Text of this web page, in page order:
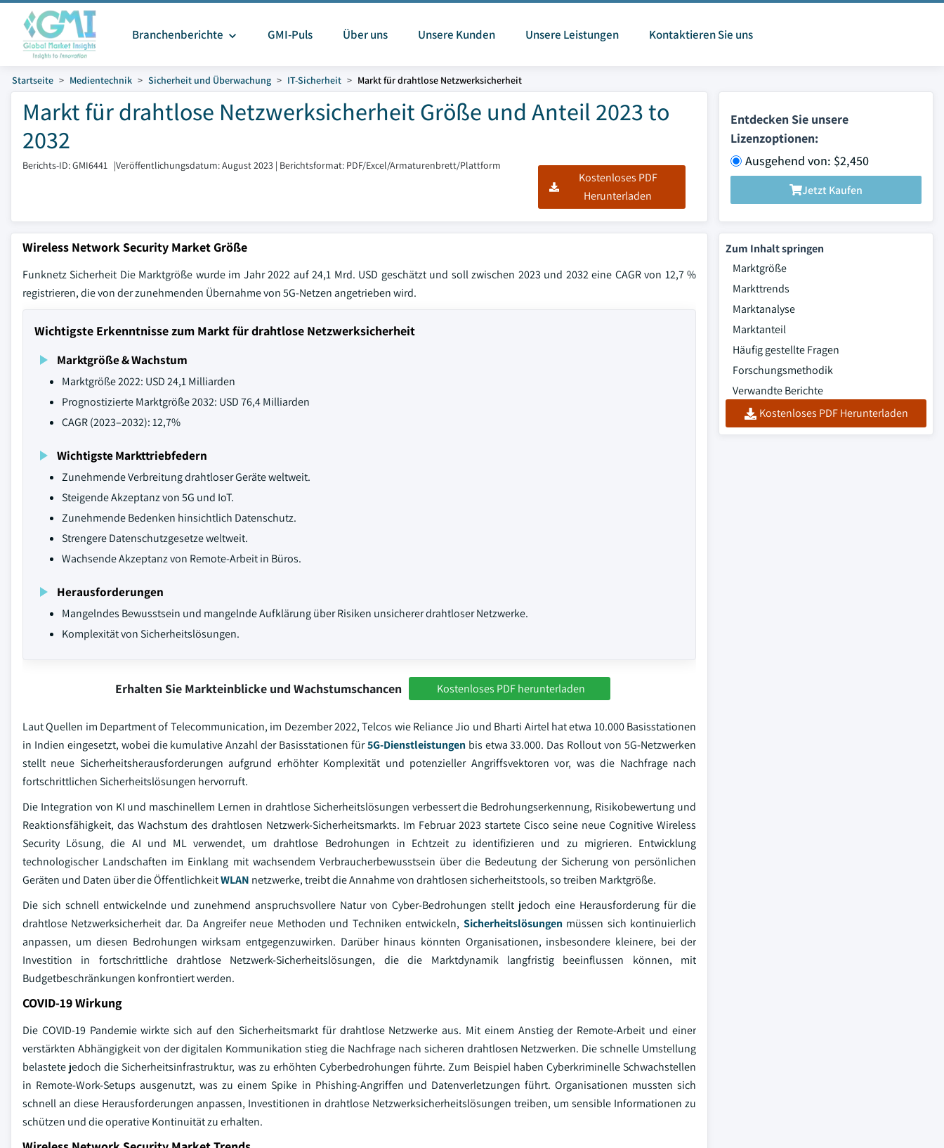
Branchenberichte GMI-Puls Über uns Unsere Kunden Unsere Leistungen Kontaktieren Sie uns
Startseite Medientechnik Sicherheit und Überwachung IT-Sicherheit Markt für drahtlose Netzwerksicherheit
Markt für drahtlose Netzwerksicherheit Größe und Anteil 2023 to
2032
Berichts-ID: GMI6441 |Veröffentlichungsdatum: August 2023 | Berichtsformat: PDF/Excel/Armaturenbrett/Plattform
Kostenloses PDF
Herunterladen
Entdecken Sie unsere
Lizenzoptionen:
Ausgehend von: $2,450
Jetzt Kaufen
Wireless Network Security Market Größe
Funknetz Sicherheit Die Marktgröße wurde im Jahr 2022 auf 24,1 Mrd. USD geschätzt und soll zwischen 2023 und 2032 eine CAGR von 12,7 %
registrieren, die von der zunehmenden Übernahme von 5G-Netzen angetrieben wird.
Wichtigste Erkenntnisse zum Markt für drahtlose Netzwerksicherheit
Marktgröße & Wachstum
Marktgröße 2022: USD 24,1 Milliarden
Prognostizierte Marktgröße 2032: USD 76,4 Milliarden
CAGR (2023–2032): 12,7%
Wichtigste Markttriebfedern
Zunehmende Verbreitung drahtloser Geräte weltweit.
Steigende Akzeptanz von 5G und IoT.
Zunehmende Bedenken hinsichtlich Datenschutz.
Strengere Datenschutzgesetze weltweit.
Wachsende Akzeptanz von Remote-Arbeit in Büros.
Herausforderungen
Mangelndes Bewusstsein und mangelnde Aufklärung über Risiken unsicherer drahtloser Netzwerke.
Komplexität von Sicherheitslösungen.
Erhalten Sie Markteinblicke und Wachstumschancen Kostenloses PDF herunterladen
Laut Quellen im Department of Telecommunication, im Dezember 2022, Telcos wie Reliance Jio und Bharti Airtel hat etwa 10.000 Basisstationen
in Indien eingesetzt, wobei die kumulative Anzahl der Basisstationen für5G-Dienstleistungenbis etwa 33.000. Das Rollout von 5G-Netzwerken
stellt neue Sicherheitsherausforderungen aufgrund erhöhter Komplexität und potenzieller Angriffsvektoren vor, was die Nachfrage nach
fortschrittlichen Sicherheitslösungen hervorruft.
Die Integration von KI und maschinellem Lernen in drahtlose Sicherheitslösungen verbessert die Bedrohungserkennung, Risikobewertung und
Reaktionsfähigkeit, das Wachstum des drahtlosen Netzwerk-Sicherheitsmarkts. Im Februar 2023 startete Cisco seine neue Cognitive Wireless
Security Lösung, die AI und ML verwendet, um drahtlose Bedrohungen in Echtzeit zu identifizieren und zu migrieren. Entwicklung
technologischer Landschaften im Einklang mit wachsendem Verbraucherbewusstsein über die Bedeutung der Sicherung von persönlichen
Geräten und Daten über die ÖffentlichkeitWLAN netzwerke, treibt die Annahme von drahtlosen sicherheitstools, so treiben Marktgröße.
Die sich schnell entwickelnde und zunehmend anspruchsvollere Natur von Cyber-Bedrohungen stellt jedoch eine Herausforderung für die
drahtlose Netzwerksicherheit dar. Da Angreifer neue Methoden und Techniken entwickeln, Sicherheitslösungenmüssen sich kontinuierlich
anpassen, um diesen Bedrohungen wirksam entgegenzuwirken. Darüber hinaus könnten Organisationen, insbesondere kleinere, bei der
Investition in fortschrittliche drahtlose Netzwerk-Sicherheitslösungen, die die Marktdynamik langfristig beeinflussen können, mit
Budgetbeschränkungen konfrontiert werden.
COVID-19 Wirkung
Die COVID-19 Pandemie wirkte sich auf den Sicherheitsmarkt für drahtlose Netzwerke aus. Mit einem Anstieg der Remote-Arbeit und einer
verstärkten Abhängigkeit von der digitalen Kommunikation stieg die Nachfrage nach sicheren drahtlosen Netzwerken. Die schnelle Umstellung
belastete jedoch die Sicherheitsinfrastruktur, was zu erhöhten Cyberbedrohungen führte. Zum Beispiel haben Cyberkriminelle Schwachstellen
in Remote-Work-Setups ausgenutzt, was zu einem Spike in Phishing-Angriffen und Datenverletzungen führt. Organisationen mussten sich
schnell an diese Herausforderungen anpassen, Investitionen in drahtlose Netzwerksicherheitslösungen treiben, um sensible Informationen zu
schützen und die operative Kontinuität zu erhalten.
Zum Inhalt springen
Marktgröße
Markttrends
Marktanalyse
Marktanteil
Häufig gestellte Fragen
Forschungsmethodik
Verwandte Berichte
Kostenloses PDF Herunterladen